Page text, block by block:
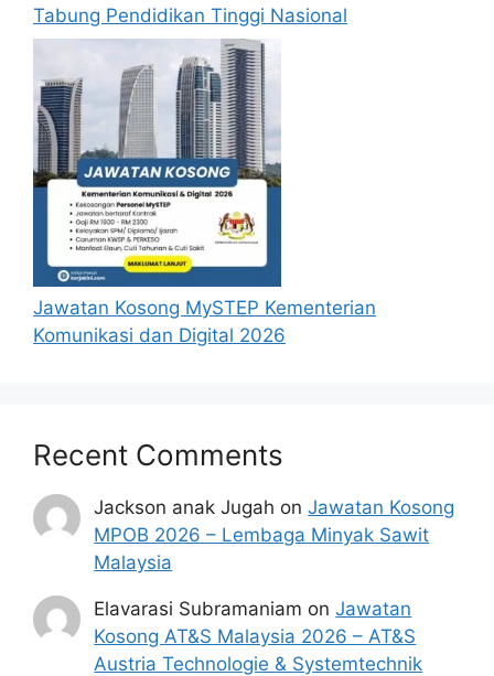
Tabung Pendidikan Tinggi Nasional
Jawatan Kosong MySTEP Kementerian
Komunikasi dan Digital 2026
Recent Comments
Jackson anak Jugah onJawatan Kosong
MPOB 2026 – Lembaga Minyak Sawit
Malaysia
Elavarasi Subramaniam onJawatan
Kosong AT&S Malaysia 2026 – AT&S
Austria Technologie & Systemtechnik